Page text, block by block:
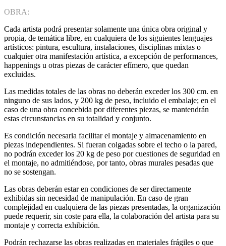
OBRA:
Cada artista podrá presentar solamente una única obra original y
propia, de temática libre, en cualquiera de los siguientes lenguajes
artísticos: pintura, escultura, instalaciones, disciplinas mixtas o
cualquier otra manifestación artística, a excepción de performances,
happenings u otras piezas de carácter efímero, que quedan
excluidas.
Las medidas totales de las obras no deberán exceder los 300 cm. en
ninguno de sus lados, y 200 kg de peso, incluido el embalaje; en el
caso de una obra concebida por diferentes piezas, se mantendrán
estas circunstancias en su totalidad y conjunto.
Es condición necesaria facilitar el montaje y almacenamiento en
piezas independientes. Si fueran colgadas sobre el techo o la pared,
no podrán exceder los 20 kg de peso por cuestiones de seguridad en
el montaje, no admitiéndose, por tanto, obras murales pesadas que
no se sostengan.
Las obras deberán estar en condiciones de ser directamente
exhibidas sin necesidad de manipulación. En caso de gran
complejidad en cualquiera de las piezas presentadas, la organización
puede requerir, sin coste para ella, la colaboración del artista para su
montaje y correcta exhibición.
Podrán rechazarse las obras realizadas en materiales frágiles o que